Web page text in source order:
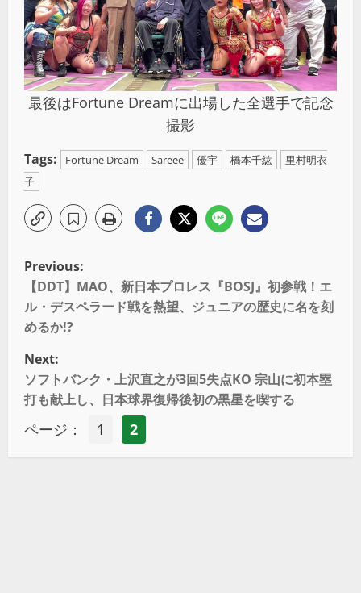
最後はFortune Dreamに出場した全選手で記念
撮影
Tags: Fortune Dream Sareee 優宇 橋本千紘
里村明衣
子
Previous:
【DDT】MAO、新日本プロレス『BOSJ』初参戦！エ
ル・デスペラード戦を熱望、ジュニアの歴史に名を刻
めるか!?
Next:
ソフトバンク・上沢直之が3回5失点KO 宗山に初本塁
打も献上し、日本球界復帰後初の黒星を喫する
ページ： 1 2